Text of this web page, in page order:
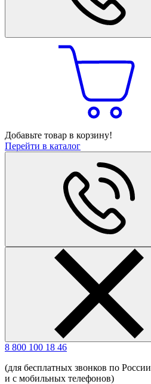
Добавьте товар в корзину!
Перейти в каталог
8 800 100 18 46
(для бесплатных звонков по России
и с мобильных телефонов)